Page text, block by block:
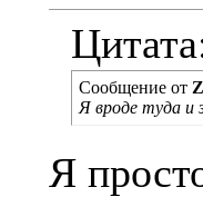
Сообщение от
Я вроде туда и
Я